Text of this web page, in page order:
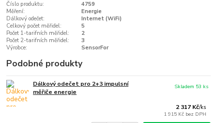
Číslo produktu:
4759
Měření:
Energie
Dálkový odečet:
Internet (WiFi)
Celkový počet měřidel:
5
Počet 1-tarifních měřidel:
2
Počet 2-tarifních měřidel:
3
Výrobce:
SensorFor
Podobné produkty
Dálkový odečet pro 2+3 impulsní
měřiče energie
2 317 Kč/ks
1 915 Kč bez DPH
Skladem 53 ks